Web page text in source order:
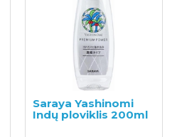
Saraya Yashinomi
Indų ploviklis 200ml